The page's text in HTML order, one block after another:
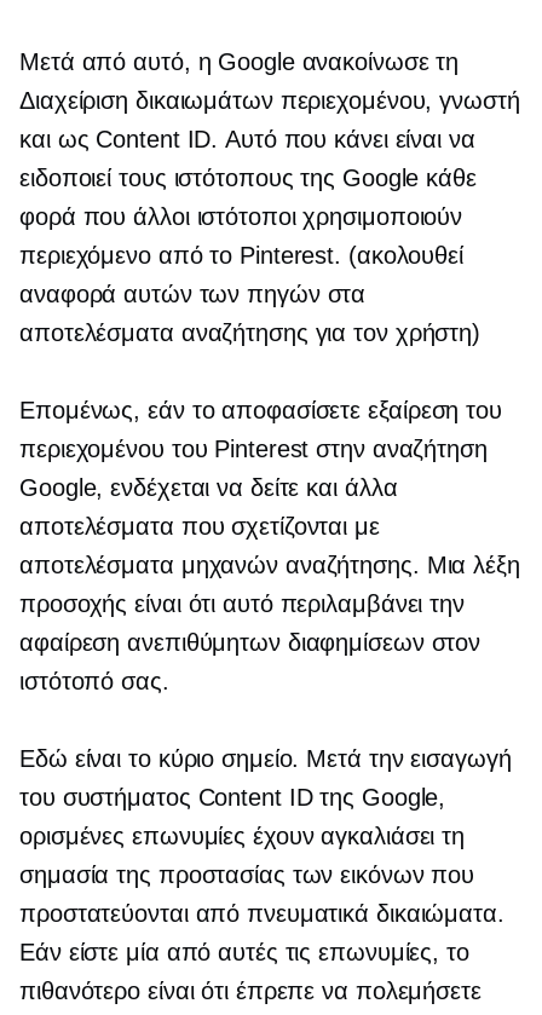
Μετά από αυτό, η Google ανακοίνωσε τη
Διαχείριση δικαιωμάτων περιεχομένου, γνωστή
και ως Content ID. Αυτό που κάνει είναι να
ειδοποιεί τους ιστότοπους της Google κάθε
φορά που άλλοι ιστότοποι χρησιμοποιούν
περιεχόμενο από το Pinterest. (ακολουθεί
αναφορά αυτών των πηγών στα
αποτελέσματα αναζήτησης για τον χρήστη)
Επομένως, εάν το αποφασίσετεεξαίρεση του
περιεχομένου του Pinterest στην αναζήτηση
Google, ενδέχεται να δείτε και άλλα
αποτελέσματα που σχετίζονται με
αποτελέσματα μηχανών αναζήτησης. Μια λέξη
προσοχής είναι ότι αυτό περιλαμβάνει την
αφαίρεση ανεπιθύμητων διαφημίσεων στον
ιστότοπό σας.
Εδώ είναι το κύριο σημείο. Μετά την εισαγωγή
του συστήματος Content ID της Google,
ορισμένες επωνυμίες έχουν αγκαλιάσει τη
σημασία της προστασίας των εικόνων που
προστατεύονται από πνευματικά δικαιώματα.
Εάν είστε μία από αυτές τις επωνυμίες, το
πιθανότερο είναι ότι έπρεπε να πολεμήσετε